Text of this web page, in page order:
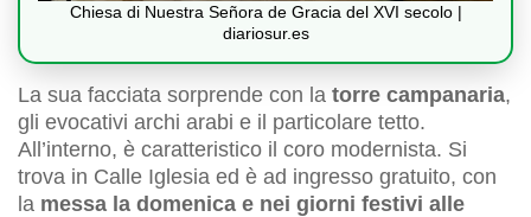
Chiesa di Nuestra Señora de Gracia del XVI secolo |
diariosur.es
La sua facciata sorprende con la torre campanaria,
gli evocativi archi arabi e il particolare tetto.
All’interno, è caratteristico il coro modernista. Si
trova in Calle Iglesia ed è ad ingresso gratuito, con
la messa la domenica e nei giorni festivi alle